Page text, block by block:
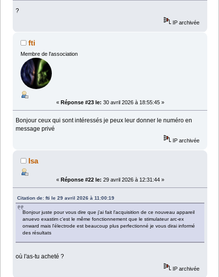
?
IP archivée
fti
Membre de l'association
« Réponse #23 le: 30 avril 2026 à 18:55:45 »
Bonjour ceux qui sont intéressés je peux leur donner le numéro en
message privé
IP archivée
Isa
« Réponse #22 le: 29 avril 2026 à 12:31:44 »
Citation de: fti le 29 avril 2026 à 11:00:19
Bonjour juste pour vous dire que j'ai fait l'acquisition de ce nouveau appareil
anuevo exastim c'est le même fonctionnement que le stimulateur arc-ex
onward mais l'électrode est beaucoup plus perfectionné je vous dirai informé
des résultats
où l'as-tu acheté ?
IP archivée